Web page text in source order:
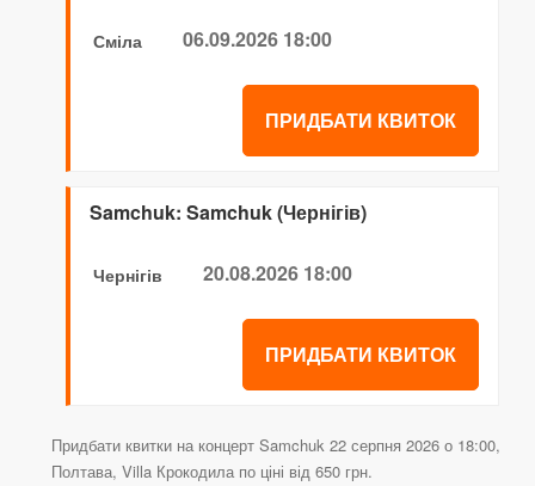
Сміла 06.09.2026 18:00
ПРИДБАТИ КВИТОК
Samchuk: Samchuk (Чернігів)
Чернігів 20.08.2026 18:00
ПРИДБАТИ КВИТОК
Придбати квитки на концерт Samchuk 22 серпня 2026 о 18:00,
Полтава, Villa Крокодила по ціні від 650 грн.